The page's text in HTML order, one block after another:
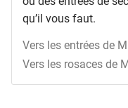
qu’il vous faut.
Vers les entrées de
Vers les rosaces de